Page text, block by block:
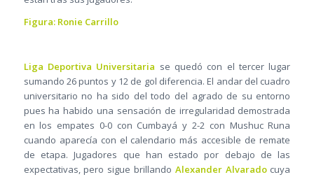
Figura: Ronie Carrillo
Liga Deportiva Universitaria se quedó con el tercer lugar
sumando 26 puntos y 12 de gol diferencia. El andar del cuadro
universitario no ha sido del todo del agrado de su entorno
pues ha habido una sensación de irregularidad demostrada
en los empates 0-0 con Cumbayá y 2-2 con Mushuc Runa
cuando aparecía con el calendario más accesible de remate
de etapa. Jugadores que han estado por debajo de las
expectativas, pero sigue brillando Alexander Alvaradocuya